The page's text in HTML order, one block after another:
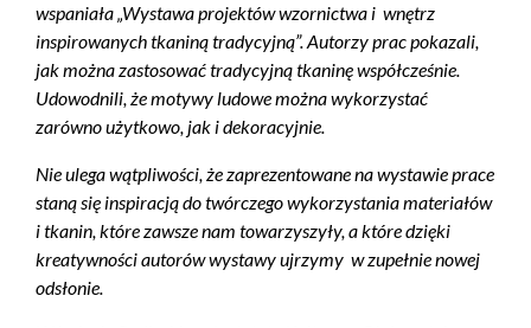
wspaniała „Wystawa projektów wzornictwa i wnętrz
inspirowanych tkaniną tradycyjną”. Autorzy prac pokazali,
jak można zastosować tradycyjną tkaninę współcześnie.
Udowodnili, że motywy ludowe można wykorzystać
zarówno użytkowo, jak i dekoracyjnie.
Nie ulega wątpliwości, że zaprezentowane na wystawie prace
staną się inspiracją do twórczego wykorzystania materiałów
i tkanin, które zawsze nam towarzyszyły, a które dzięki
kreatywności autorów wystawy ujrzymy w zupełnie nowej
odsłonie.